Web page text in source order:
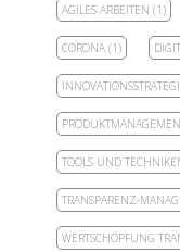
AGILES ARBEITEN(1)
CORONA(1)
TOOLS UND
TRANSPARENZ-
WERTSCHÖPFUNG